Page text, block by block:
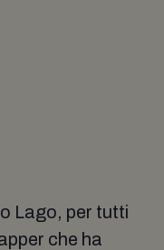
Lago, per tutti
che ha